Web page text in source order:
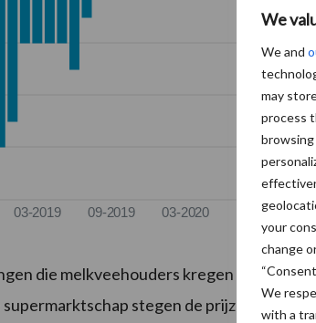
We
We and
may
process
your
change
We
with a
09-2020
03-2020
09-2019
03-2019
die melkveehouders kregen namen in
stegen de prijzen met zo